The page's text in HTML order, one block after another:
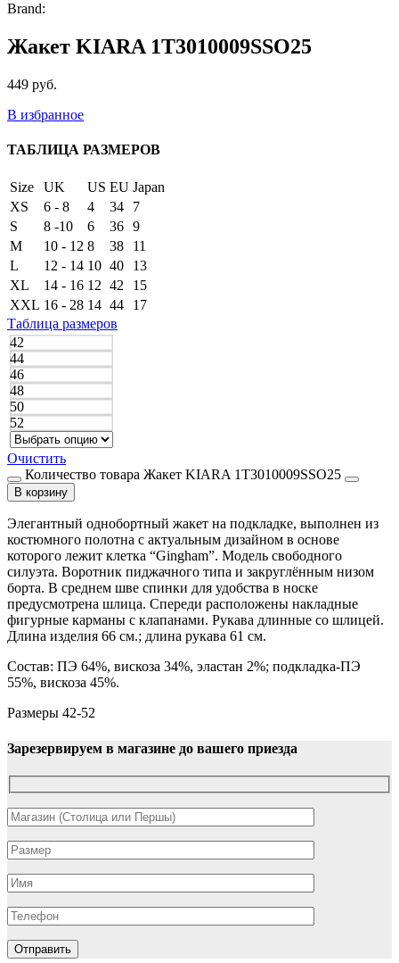
Brand:
Жакет KIARA 1T3010009SSO25
449 руб.
В избранное
ТАБЛИЦА РАЗМЕРОВ
Size UK US EU Japan
XS
6 - 8 4 34
7
S
8 -10 6 36 9
M
10 - 12 8 38
11
L
12 - 14 10 40
13
XL
14 - 16 12 42
15
XXL 16 - 28 14 44
17
Таблица размеров
42
44
46
48
50
52
Очистить
Количество товара Жакет KIARA 1T3010009SSO25
В корзину
Элегантный однобортный жакет на подкладке, выполнен из
костюмного полотна с актуальным дизайном в основе
которого лежит клетка “Gingham”. Модель свободного
силуэта. Воротник пиджачного типа и закруглённым низом
борта. В среднем шве спинки для удобства в носке
предусмотрена шлица. Спереди расположены накладные
фигурные карманы с клапанами. Рукава длинные со шлицей.
Длина изделия 66 см.; длина рукава 61 см.
Состав: ПЭ 64%, вискоза 34%, эластан 2%; подкладка-ПЭ
55%, вискоза 45%.
Размеры 42-52
Зарезервируем в магазине до вашего приезда